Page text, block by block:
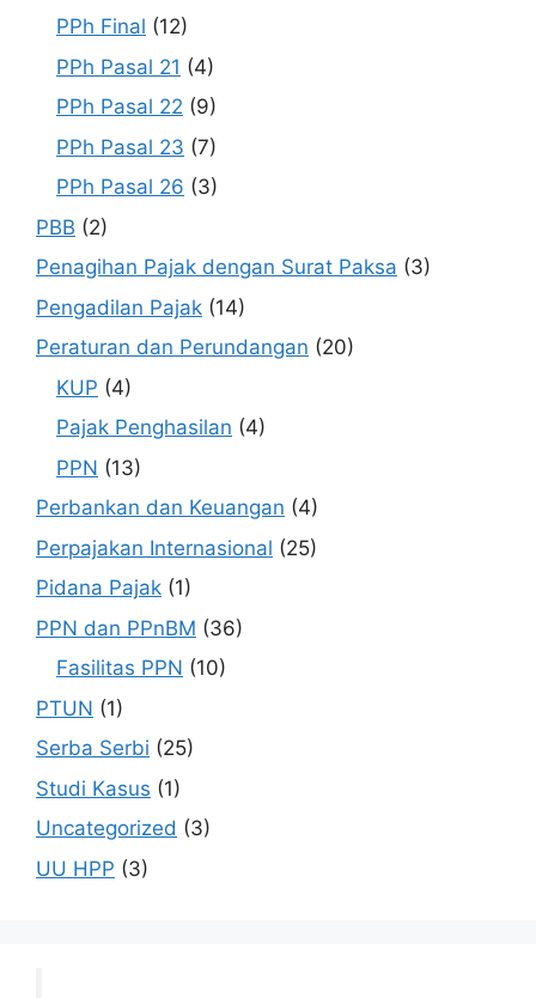
PPh Final (12)
PPh Pasal 21 (4)
PPh Pasal 22 (9)
PPh Pasal 23 (7)
PPh Pasal 26 (3)
PBB (2)
Penagihan Pajak dengan Surat Paksa (3)
Pengadilan Pajak (14)
Peraturan dan Perundangan (20)
KUP (4)
Pajak Penghasilan (4)
PPN (13)
Perbankan dan Keuangan (4)
Perpajakan Internasional (25)
Pidana Pajak (1)
PPN dan PPnBM (36)
Fasilitas PPN (10)
PTUN (1)
Serba Serbi (25)
Studi Kasus (1)
Uncategorized (3)
UU HPP (3)